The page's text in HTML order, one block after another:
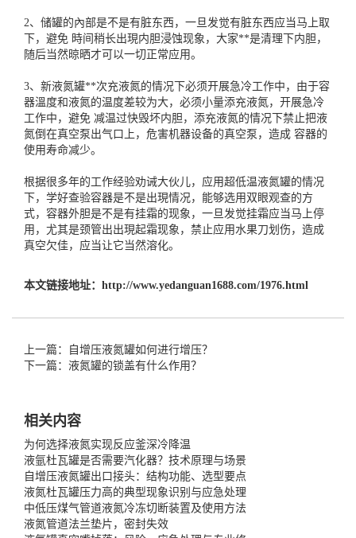
2、储罐的內部是不是有脏东西，一旦发觉有脏东西应当马上取
下，避免 時间稍长出現内胆浸蚀现象，大家**是清理下内胆，
随后当然晾晒才可以一切正常应用。
3、新液氮罐**次充液氮的情况下必须开展急冷工作中，由于容
器溫度和液氮的温度差较为大，必须小量添充液氮，开展急冷
工作中，避免 减温过快毁坏内胆，添充液氮的情况下禁止把液
氮倒在真空泵出气口上，危害机器设备的真空泵，造成 容器的
使用寿命减少。
根据很多年的工作经验劝诫大伙儿，应用超低温液氮罐的情况
下，学好查验容器是不是出現情况，能够选用双眼观查的方
式，容器外胆是不是有挂霜的现象，一旦发觉挂霜应当马上停
用，尤其是颈管出出現起霜现象，禁止应用水果刀划伤，造成
真空欠佳，应当让它当然溶化。
本文链接地址： http://www.yedanguan1688.com/1976.html
上一篇：自增压液氮罐如何进行增压？
下一篇：液氮罐的锁盖有什么作用？
相关内容
为何选择液氮实现反应釜深冷降温
液氩杜瓦罐是否需要汽化器？技术原理与场景
自增压液氮罐出口接头：结构功能、选型要点
液氮杜瓦罐压力高的典型现象识别与应急处理
中低压煤气管道液氮冷冻切断装置及使用方法
液氮管道法兰垫片，密封失效